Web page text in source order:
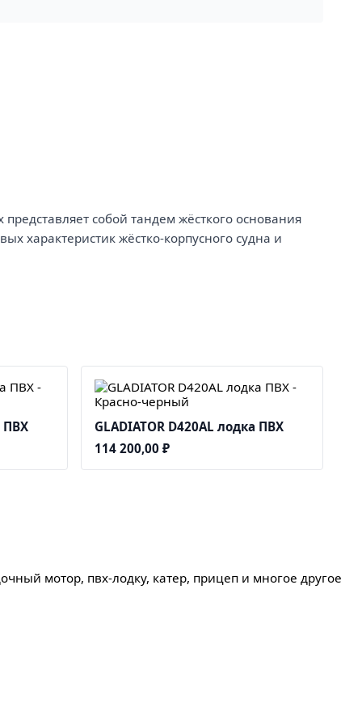
собой тандем жёсткого основания
характеристик жёстко-корпусного судна и
ПВХ
GLADIATOR D420AL лодка ПВХ
114 200,00 ₽
мотор, пвх-лодку, катер, прицеп и многое другое